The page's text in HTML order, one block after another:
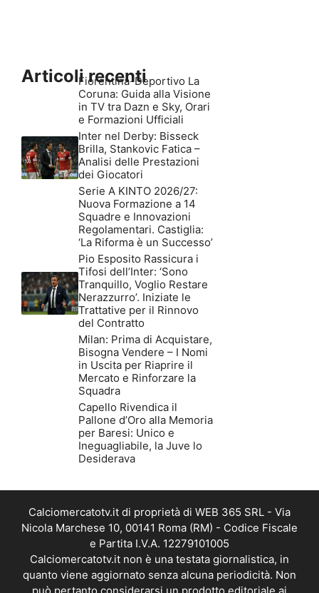
Articoli recenti
Fiorentina-Deportivo La
Coruna: Guida alla Visione
in TV tra Dazn e Sky, Orari
e Formazioni Ufficiali
Inter nel Derby: Bisseck
Brilla, Stankovic Fatica –
Analisi delle Prestazioni
dei Giocatori
Serie A KINTO 2026/27:
Nuova Formazione a 14
Squadre e Innovazioni
Regolamentari. Castiglia:
‘La Riforma è un Successo’
Pio Esposito Rassicura i
Tifosi dell’Inter: ‘Sono
Tranquillo, Voglio Restare
Nerazzurro’. Iniziate le
Trattative per il Rinnovo
del Contratto
Milan: Prima di Acquistare,
Bisogna Vendere – I Nomi
in Uscita per Riaprire il
Mercato e Rinforzare la
Squadra
Capello Rivendica il
Pallone d’Oro alla Memoria
per Baresi: Unico e
Ineguagliabile, la Juve lo
Desiderava
Calciomercatotv.it di proprietà di WEB 365 SRL - Via
Nicola Marchese 10, 00141 Roma (RM) - Codice Fiscale
e Partita I.V.A. 12279101005
Calciomercatotv.it non è una testata giornalistica, in
quanto viene aggiornato senza alcuna periodicità. Non